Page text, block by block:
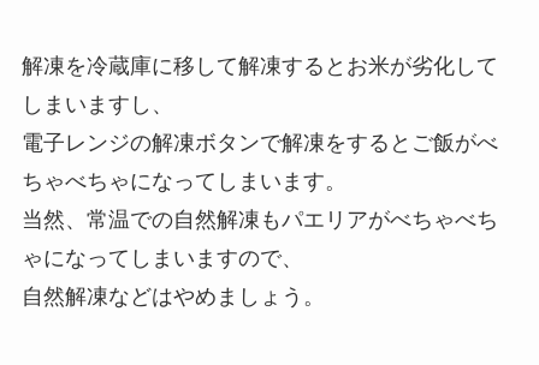
解凍を冷蔵庫に移して解凍するとお米が劣化して
しまいますし、
電子レンジの解凍ボタンで解凍をするとご飯がべ
ちゃべちゃになってしまいます。
当然、常温での自然解凍もパエリアがべちゃべち
ゃになってしまいますので、
自然解凍などはやめましょう。